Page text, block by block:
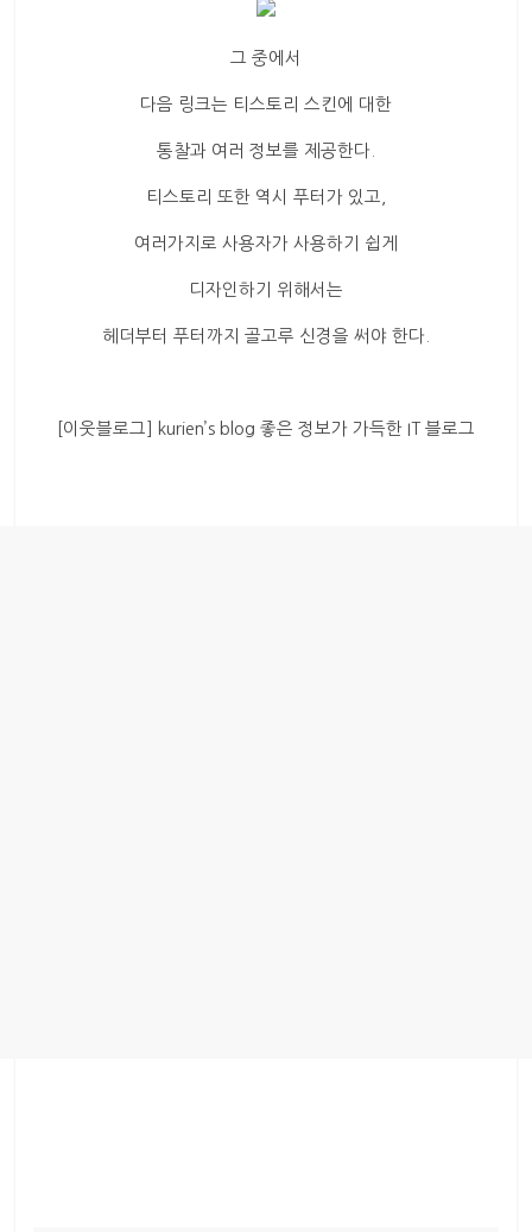
그 중에서
다음 링크는 티스토리 스킨에 대한
통찰과 여러 정보를 제공한다.
티스토리 또한 역시 푸터가 있고,
여러가지로 사용자가 사용하기 쉽게
디자인하기 위해서는
헤더부터 푸터까지 골고루 신경을 써야 한다.
[이웃블로그] kurien’s blog 좋은 정보가 가득한 IT 블로그